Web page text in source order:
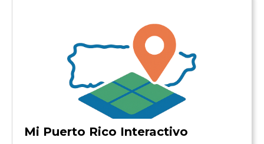
Mi Puerto Rico Interactivo